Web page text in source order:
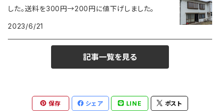
した。送料を300円→200円に値下げしました。
2023/6/21
記事一覧を見る
保存 シェア LINE ポスト